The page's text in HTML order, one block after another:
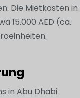
Die Mietkosten in
15.000 AED (ca.
in Abu Dhabi